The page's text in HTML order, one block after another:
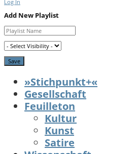
Log In
Add New Playlist
»Stichpunkt+«
Gesellschaft
Feuilleton
Kultur
Kunst
Satire